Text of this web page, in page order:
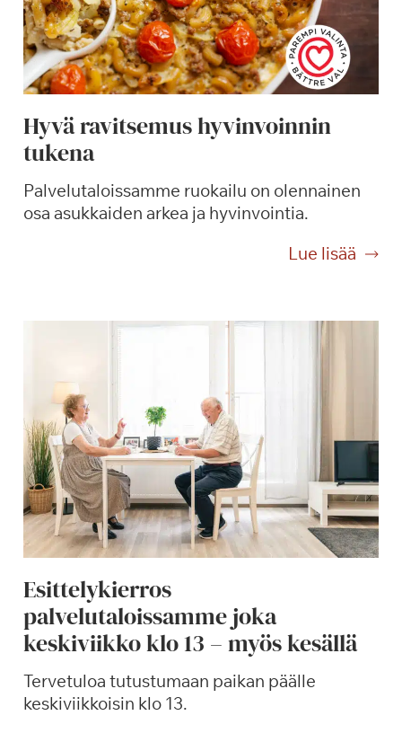
Hyvä ravitsemus hyvinvoinnin
tukena
Palvelutaloissamme ruokailu on olennainen
osa asukkaiden arkea ja hyvinvointia.
Lue lisää
H
ä
m
u
i
n
v
Esittelykierros
palvelutaloissamme joka
keskiviikko klo 13 – myös kesällä
Tervetuloa tutustumaan paikan päälle
keskiviikkoisin klo 13.